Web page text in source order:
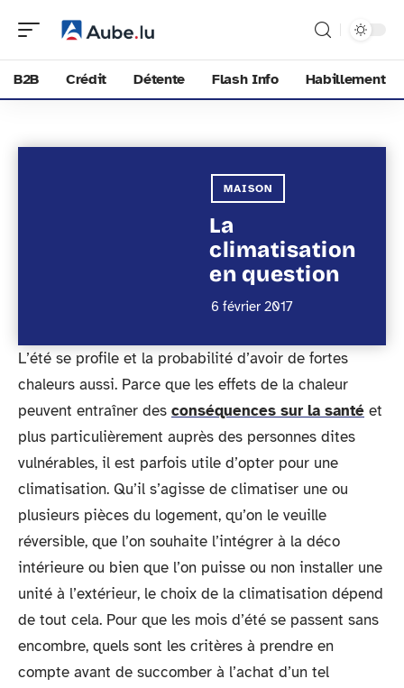
B2B Crédit Détente Flash Info Habillement
MAISON
La
climatisation
en question
6 février 2017
L’été se profile et la probabilité d’avoir de fortes
chaleurs aussi. Parce que les effets de la chaleur
peuvent entraîner des conséquences sur la santé et
plus particulièrement auprès des personnes dites
vulnérables, il est parfois utile d’opter pour une
climatisation. Qu’il s’agisse de climatiser une ou
plusieurs pièces du logement, qu’on le veuille
réversible, que l’on souhaite l’intégrer à la déco
intérieure ou bien que l’on puisse ou non installer une
unité à l’extérieur, le choix de la climatisation dépend
de tout cela. Pour que les mois d’été se passent sans
encombre, quels sont les critères à prendre en
compte avant de succomber à l’achat d’un tel